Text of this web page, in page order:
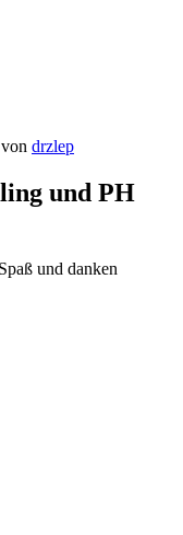
von drzlep
und PH
und danken